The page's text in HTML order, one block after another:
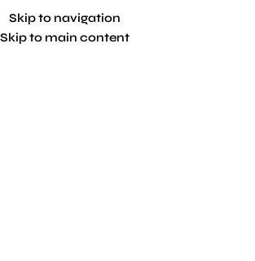
Skip to navigation
Skip to main content